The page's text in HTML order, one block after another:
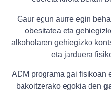
Gaur egun aurre egin
obesitatea eta
alkoholaren gehiegizko
eta jarduera
ADM programa gai fisikoan
bakoitzerako egokia den